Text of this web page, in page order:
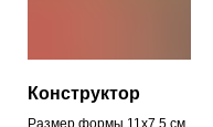
Конструктор
Размер формы 11x7,5 cм.